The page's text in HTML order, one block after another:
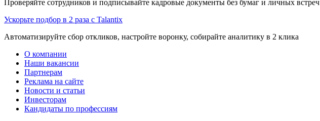
Проверяйте сотрудников и подписывайте кадровые документы без бумаг и личных встреч
Ускорьте подбор в 2 раза с Talantix
Автоматизируйте сбор откликов, настройте воронку, собирайте аналитику в 2 клика
О компании
Наши вакансии
Партнерам
Реклама на сайте
Новости и статьи
Инвесторам
Кандидаты по профессиям